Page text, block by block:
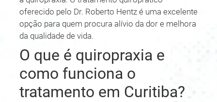
oferecido pelo Dr. Roberto Hentz é uma excelente
opção para quem procura alívio da dor e melhora
da qualidade de vida.
O que é quiropraxia e
como funciona o
tratamento em Curitiba?